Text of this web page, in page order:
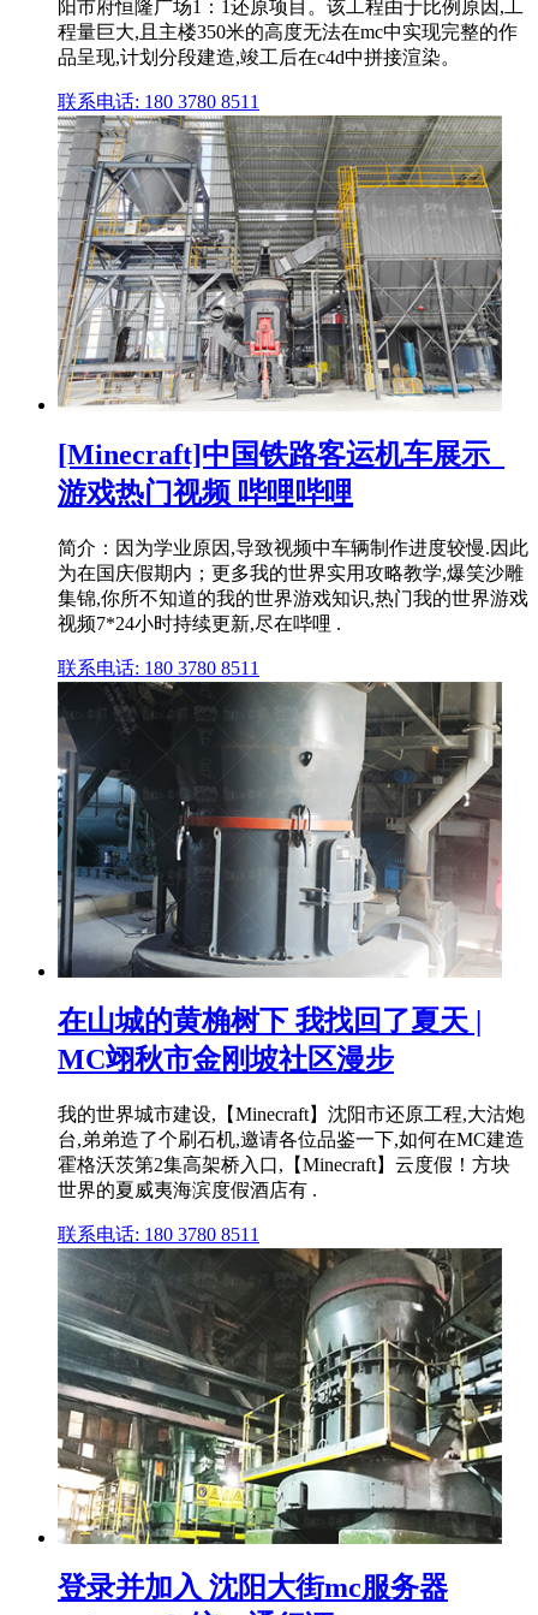
阳市府恒隆广场1：1还原项目。该工程由于比例原因,工
程量巨大,且主楼350米的高度无法在mc中实现完整的作
品呈现,计划分段建造,竣工后在c4d中拼接渲染。
联系电话: 180 3780 8511
[Minecraft]中国铁路客运机车展示_
游戏热门视频 哔哩哔哩
简介：因为学业原因,导致视频中车辆制作进度较慢.因此
为在国庆假期内；更多我的世界实用攻略教学,爆笑沙雕
集锦,你所不知道的我的世界游戏知识,热门我的世界游戏
视频7*24小时持续更新,尽在哔哩 .
联系电话: 180 3780 8511
在山城的黄桷树下 我找回了夏天 |
MC翊秋市金刚坡社区漫步
我的世界城市建设,【Minecraft】沈阳市还原工程,大沽炮
台,弟弟造了个刷石机,邀请各位品鉴一下,如何在MC建造
霍格沃茨第2集高架桥入口,【Minecraft】云度假！方块
世界的夏威夷海滨度假酒店有 .
联系电话: 180 3780 8511
登录并加入 沈阳大街mc服务器